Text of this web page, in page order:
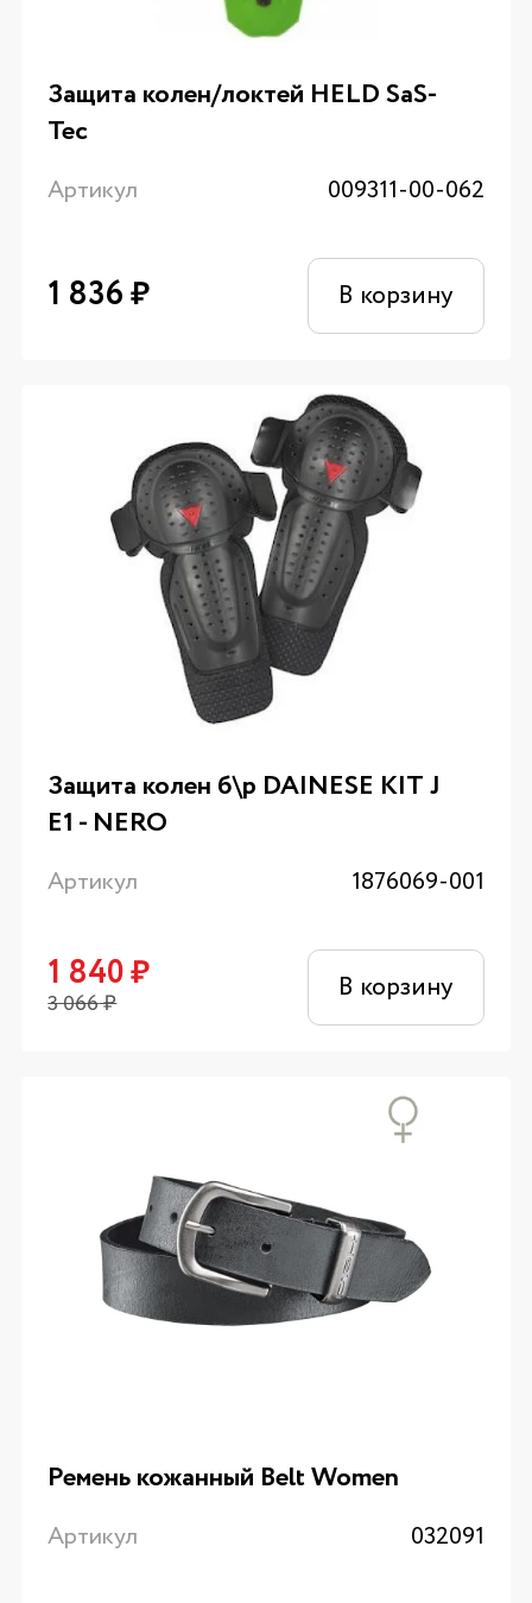
Защита колен/локтей HELD SaS-
Tec
Артикул 009311-00-062
1 836₽ В корзину
Защита колен б\р DAINESE KIT J
E1 - NERO
Артикул 1876069-001
1 840₽
3 066₽ В корзину
Ремень кожанный Belt Women
Артикул 032091